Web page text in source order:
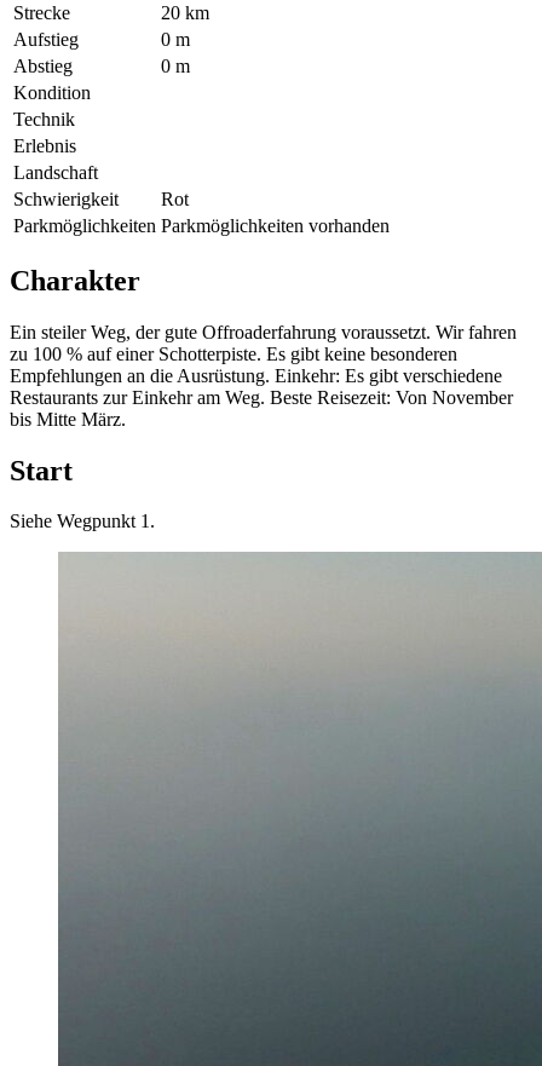
Strecke
20 km
Aufstieg
0 m
Abstieg
0 m
Kondition
Technik
Erlebnis
Landschaft
Schwierigkeit
Rot
Parkmöglichkeiten Parkmöglichkeiten vorhanden
Charakter
Ein steiler Weg, der gute Offroaderfahrung voraussetzt. Wir fahren
zu 100 % auf einer Schotterpiste. Es gibt keine besonderen
Empfehlungen an die Ausrüstung. Einkehr: Es gibt verschiedene
Restaurants zur Einkehr am Weg. Beste Reisezeit: Von November
bis Mitte März.
Start
Siehe Wegpunkt 1.